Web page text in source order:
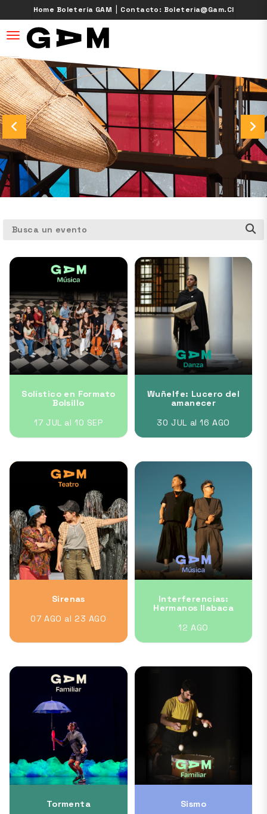
Home Boletería GAM | Contacto: Boleteria@gam.cl
desplegar navegación
Busca un evento
Solístico en Formato
Bolsillo
17 JUL al 10 SEP
Wuñelfe: Lucero del
amanecer
30 JUL al 16 AGO
Sirenas
07 AGO al 23 AGO
Interferencias:
Hermanos Ilabaca
12 AGO
Tormenta
Sismo